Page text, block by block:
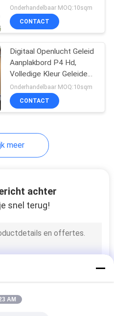
Videovertoningscomités
Onderhandelbaar MOQ:10sqm
CONTACT
Digitaal Openlucht Geleid
Aanplakbord P4 Hd,
Volledige Kleur Geleide
Adverterende Raad
Onderhandelbaar MOQ:10sqm
CONTACT
meer
achter
snel terug!
AM